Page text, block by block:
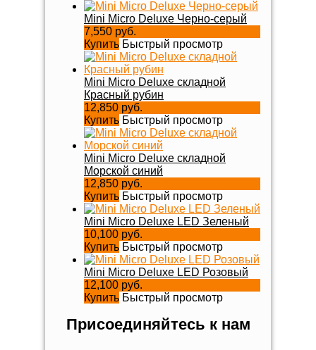
Mini Micro Deluxe Черно-серый
7,550 руб.
Купить Быстрый просмотр
Mini Micro Deluxe складной
Красный рубин
12,850 руб.
Купить Быстрый просмотр
Mini Micro Deluxe складной
Морской синий
12,850 руб.
Купить Быстрый просмотр
Mini Micro Deluxe LED Зеленый
10,100 руб.
Купить Быстрый просмотр
Mini Micro Deluxe LED Розовый
12,100 руб.
Купить Быстрый просмотр
Присоединяйтесь к нам